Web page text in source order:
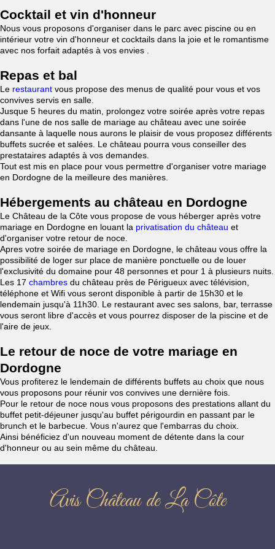
Cocktail et vin d'honneur
Nous vous proposons d'organiser dans le parc avec piscine ou en
intérieur votre vin d'honneur et cocktails dans la joie et le romantisme
avec nos forfait adaptés à vos envies .
Repas et bal
Le restaurant vous propose des menus de qualité pour vous et vos
convives servis en salle.
Jusque 5 heures du matin, prolongez votre soirée après votre repas
dans l'une de nos salle de mariage au château avec une soirée
dansante à laquelle nous aurons le plaisir de vous proposez différents
buffets sucrée et salées. Le château pourra vous conseiller des
prestataires adaptés à vos demandes.
Tout est mis en place pour vous permettre d'organiser votre mariage
en Dordogne de la meilleure des manières.
Hébergements au château en Dordogne
Le Château de la Côte vous propose de vous héberger après votre
mariage en Dordogne en louant la privatisation du château et
d'organiser votre retour de noce.
Apres votre soirée de mariage en Dordogne, le château vous offre la
possibilité de loger sur place de manière ponctuelle ou de louer
l'exclusivité du domaine pour 48 personnes et pour 1 à plusieurs nuits.
Les 17 chambres du château près de Périgueux avec télévision,
téléphone et Wifi vous seront disponible à partir de 15h30 et le
lendemain jusqu'à 11h30. Le restaurant avec ses salons, bar, terrasse
vous seront libre d'accès et vous pourrez disposer de la piscine et de
l'aire de jeux.
Le retour de noce de votre mariage en
Dordogne
Vous profiterez le lendemain de différents buffets au choix que nous
vous proposons pour réunir vos convives une dernière fois.
Pour le retour de noce nous vous proposons des prestations allant du
buffet petit-déjeuner jusqu'au buffet périgourdin en passant par le
brunch et le barbecue. Vous n'aurez que l'embarras du choix.
Ainsi bénéficiez d'un nouveau moment de détente dans la cour
d'honneur ou au sein même du château.
Avis Château de La Côte